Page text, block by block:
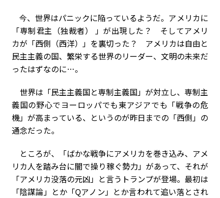
今、世界はパニックに陥っているようだ。アメリカに
「専制君主（独裁者） 」が出現した？ そしてアメリ
カが「西側（西洋）」を裏切った？ アメリカは自由と
民主主義の国、繁栄する世界のリーダー、文明の未来だ
ったはずなのに…。
世界は「民主主義国と専制主義国」が対立し、専制主
義国の野心でヨーロッパでも東アジアでも「戦争の危
機」が高まっている、というのが昨日までの「西側」の
通念だった。
ところが、「ばかな戦争にアメリカを巻き込み、アメ
リカ人を踏み台に闇で操り稼ぐ勢力」があって、それが
「アメリカ没落の元凶」と言うトランプが登場。最初は
「陰謀論」とか「Qアノン」とか言われて追い落とされ